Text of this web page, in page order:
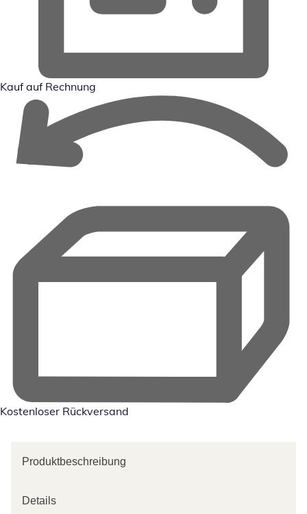
Kauf auf Rechnung
Kostenloser Rückversand
Produktbeschreibung
Details